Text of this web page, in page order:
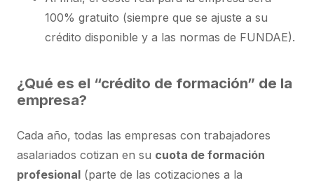
100% gratuito (siempre que se ajuste a su
crédito disponible y a las normas de FUNDAE).
¿Qué es el “crédito de formación” de la
empresa?
Cada año, todas las empresas con trabajadores
asalariados cotizan en su cuota de formación
profesional (parte de las cotizaciones a la